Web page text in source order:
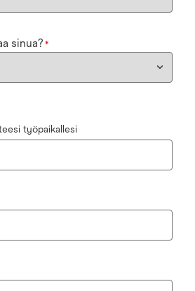
sinua? *
työpaikallesi